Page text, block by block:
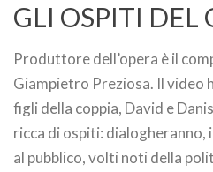
GLI OSPITI DEL
Produttore dell’opera è il
Giampietro Preziosa. Il video
figli della coppia, David e
ricca di ospiti:
al pubblico, volti noti della